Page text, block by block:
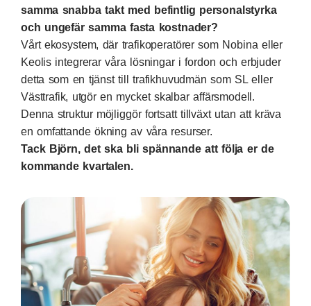
samma snabba takt med befintlig personalstyrka
och ungefär samma fasta kostnader?
Vårt ekosystem, där trafikoperatörer som Nobina eller
Keolis integrerar våra lösningar i fordon och erbjuder
detta som en tjänst till trafikhuvudmän som SL eller
Västtrafik, utgör en mycket skalbar affärsmodell.
Denna struktur möjliggör fortsatt tillväxt utan att kräva
en omfattande ökning av våra resurser.
Tack Björn, det ska bli spännande att följa er de
kommande kvartalen.